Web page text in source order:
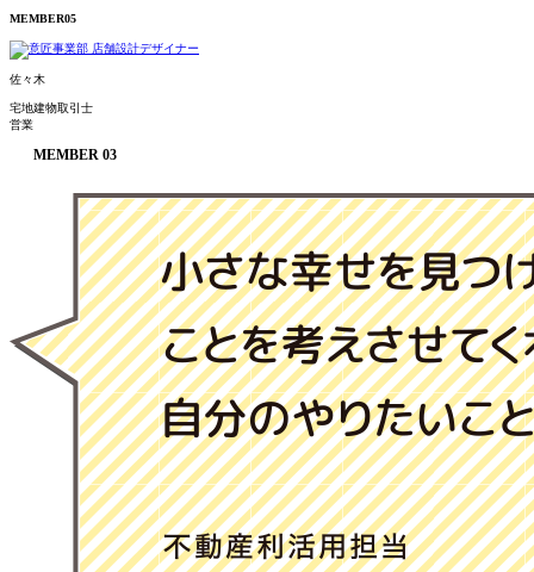
MEMBER05
佐々木
宅地建物取引士
営業
MEMBER 03